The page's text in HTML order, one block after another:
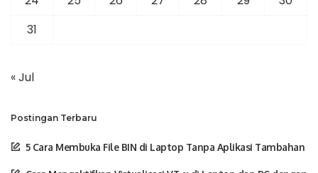
31
« Jul
Postingan Terbaru
5 Cara Membuka File BIN di Laptop Tanpa Aplikasi Tambahan